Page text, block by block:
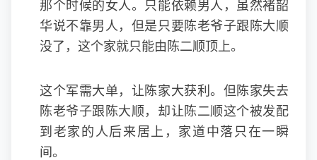
那个时候的女人。只能依赖男人，虽然褚韶
华说不靠男人，但是只要陈老爷子跟陈大顺
没了，这个家就只能由陈二顺顶上。
这个军需大单，让陈家大获利。但陈家失去
陈老爷子跟陈大顺，却让陈二顺这个被发配
到老家的人后来居上，家道中落只在一瞬
间。